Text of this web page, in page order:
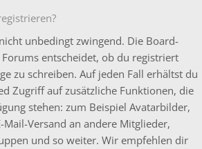
unbedingt zwingend. Die Board-
entscheidet, ob du registriert
zu schreiben. Auf jeden Fall erhältst du
Zugriff auf zusätzliche Funktionen, die
stehen: zum Beispiel Avatarbilder,
Mail-Versand an andere Mitglieder,
und so weiter. Wir empfehlen dir